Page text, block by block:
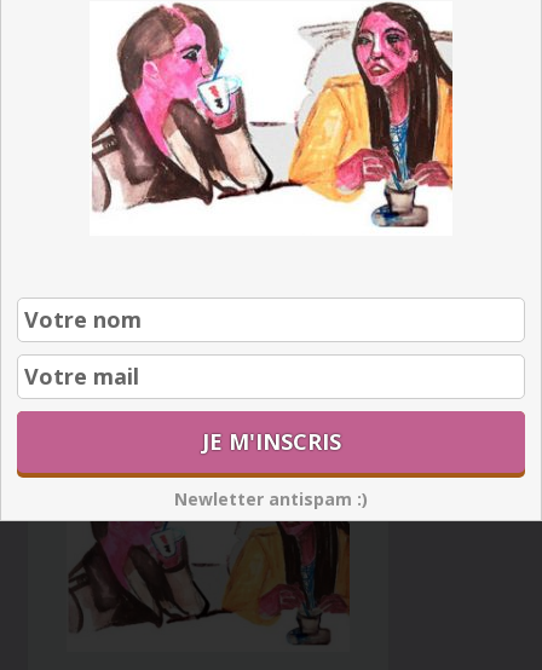
Barre
latérale
principale
astuces
pour dessiner
comme un pro !!!
Newletter antispam :)